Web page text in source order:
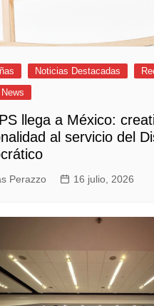
Noticias Destacadas
llega a México:
al servicio del
Perazzo 16 julio, 2026